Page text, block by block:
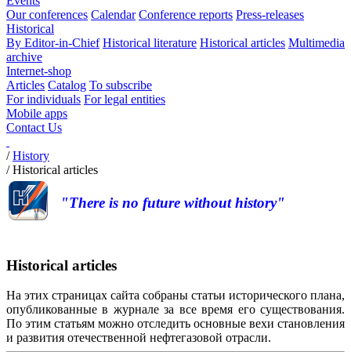
Our conferences Calendar Conference reports Press-releases
Historical
By Editor-in-Chief Historical literature Historical articles Multimedia
archive
Internet-shop
Articles Catalog To subscribe
For individuals For legal entities
Mobile apps
Contact Us
/History
/Historical articles
"There is no future without history"
Historical articles
На этих страницах сайта собраны статьи исторического плана,
опубликованные в журнале за все время его существования.
По этим статьям можно отследить основные вехи становления
и развития отечественной нефтегазовой отрасли.